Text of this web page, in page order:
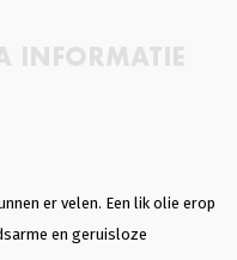
INFORMATIE
er velen. Een lik olie erop
en geruisloze